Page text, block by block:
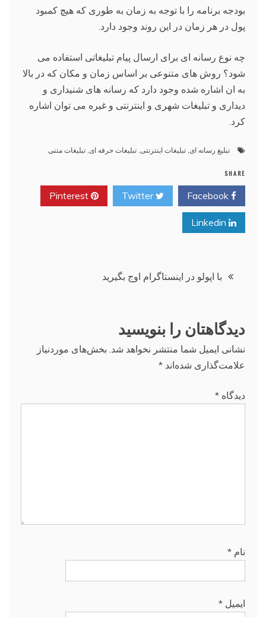
بودجه برنامه را با توجه به زمان به طوری که هیچ کمبود
پول در هر زمان در این روند وجود دارد.
چه نوع رسانه ای برای ارسال پیام تبلیغاتی استفاده می
شود؟ روش های متنوعی بر اساس زمان و مکان که در بالا
به ان اشاره شده وجود دارد که رسانه های شنیداری و
دیداری و تبلیغات شهری و اینترنتی و غیره می توان اشاره
کرد.
تبلیغ رسانه ای تبلیغات اینترنتی تبلیغات حرفه ای تبلیغات متنی
SHARE
Twitter
راهبری
با اپولو در اینستاگرام اوج بگیرید
دیدگاهتان را بنویسید
نشانی ایمیل شما منتشر نخواهد شد. بخش‌های موردنیاز
علامت‌گذاری شده‌اند *
دیدگاه *
نام *
ایمیل *